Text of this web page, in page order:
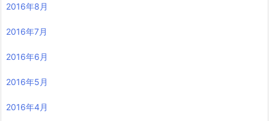
2016年8月
2016年7月
2016年6月
2016年5月
2016年4月